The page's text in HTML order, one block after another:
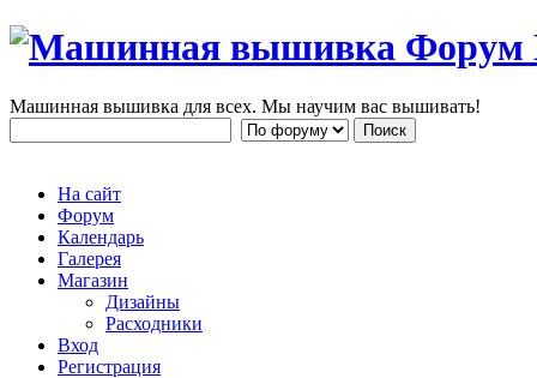
Машинная вышивка для всех. Мы научим вас вышивать!
На сайт
Форум
Календарь
Галерея
Магазин
Дизайны
Расходники
Вход
Регистрация